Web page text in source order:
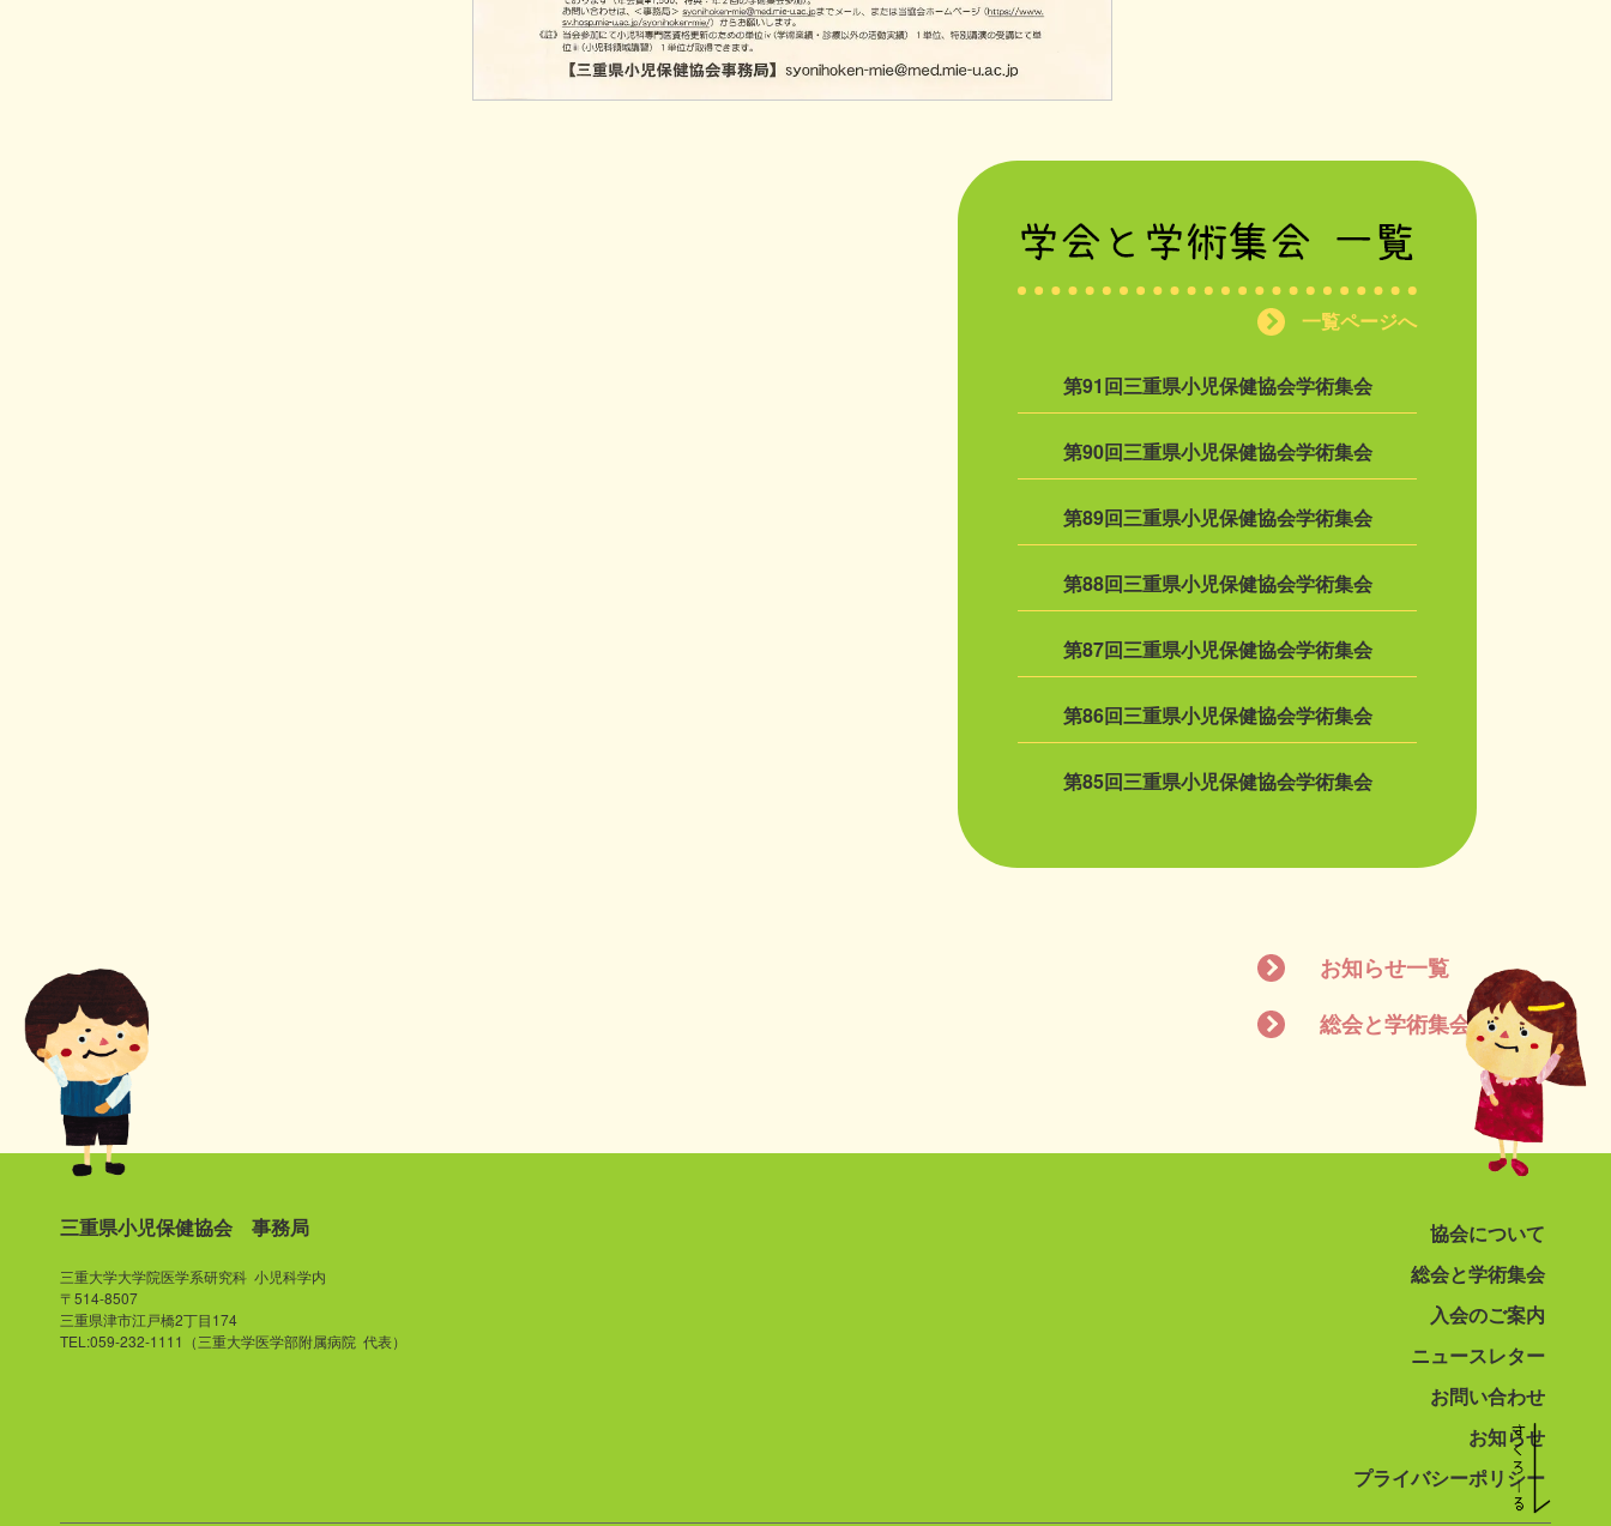
一覧ページへ
第91回三重県小児保健協会学術集会
第90回三重県小児保健協会学術集会
第89回三重県小児保健協会学術集会
第88回三重県小児保健協会学術集会
第87回三重県小児保健協会学術集会
第86回三重県小児保健協会学術集会
第85回三重県小児保健協会学術集会
お知らせ一覧
総会と学術集会
三重県小児保健協会 事務局
三重大学大学院医学系研究科 小児科学内
〒514-8507
三重県津市江戸橋2丁目174
TEL:059-232-1111（三重大学医学部附属病院 代表）
協会について
総会と学術集会
入会のご案内
ニュースレター
お問い合わせ
お知らせ
プライバシーポリシー